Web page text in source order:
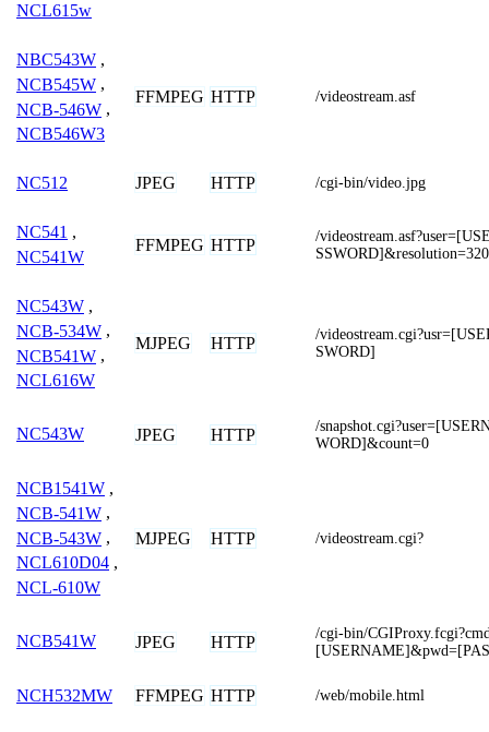
NCL615w
NBC543W ,
NCB545W ,
NCB-546W ,
NCB546W3
FFMPEG HTTP /videostream.asf
NC512 JPEG HTTP /cgi-bin/video.jpg
NC541 ,
NC541W
FFMPEG HTTP
/
NC543W ,
NCB-534W ,
NCB541W ,
NCL616W
MJPEG HTTP
/
SWORD]
NC543W JPEG HTTP
/
WORD]&count=0
NCB1541W ,
NCB-541W ,
NCB-543W ,
NCL610D04 ,
NCL-610W
MJPEG HTTP /videostream.cgi?
NCB541W JPEG HTTP
/cgi-bin/
NCH532MW FFMPEG HTTP /web/mobile.html